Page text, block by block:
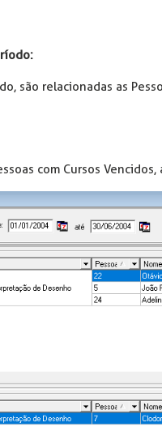
são relacionadas as
com Cursos